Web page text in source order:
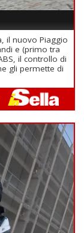
il nuovo Piaggio
e (primo tra
il controllo di
gli permette di